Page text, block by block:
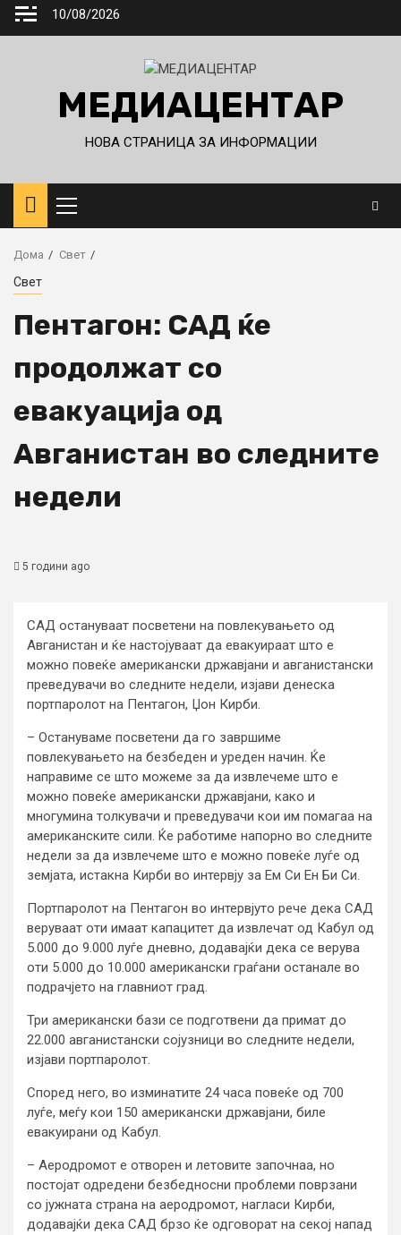
Skip
10/08/2026
МЕДИАЦЕНТАР
НОВА СТРАНИЦА ЗА ИНФОРМАЦИИ
Primary
Menu
Дома Свет
Свет
Пентагон: САД ќе
продолжат со
евакуација од
Авганистан во следните
недели
5 години ago
САД остануваат посветени на повлекувањето од
Авганистан и ќе настојуваат да евакуираат што е
можно повеќе американски државјани и авганистански
преведувачи во следните недели, изјави денеска
портпаролот на Пентагон, Џон Кирби.
– Остануваме посветени да го завршиме
повлекувањето на безбеден и уреден начин. Ќе
направиме се што можеме за да извлечеме што е
можно повеќе американски државјани, како и
многумина толкувачи и преведувачи кои им помагаа на
американските сили. Ќе работиме напорно во следните
недели за да извлечеме што е можно повеќе луѓе од
земјата, истакна Кирби во интервју за Ем Си Ен Би Си.
Портпаролот на Пентагон во интервјуто рече дека САД
веруваат оти имаат капацитет да извлечат од Кабул од
5.000 до 9.000 луѓе дневно, додавајќи дека се верува
оти 5.000 до 10.000 американски граѓани останале во
подрачјето на главниот град.
Три американски бази се подготвени да примат до
22.000 авганистански сојузници во следните недели,
изјави портпаролот.
Според него, во изминатите 24 часа повеќе од 700
луѓе, меѓу кои 150 американски државјани, биле
евакуирани од Кабул.
– Аеродромот е отворен и летовите започнаа, но
постојат одредени безбедносни проблеми поврзани
со јужната страна на аеродромот, нагласи Кирби,
додавајќи дека САД брзо ќе одговорат на секој напад